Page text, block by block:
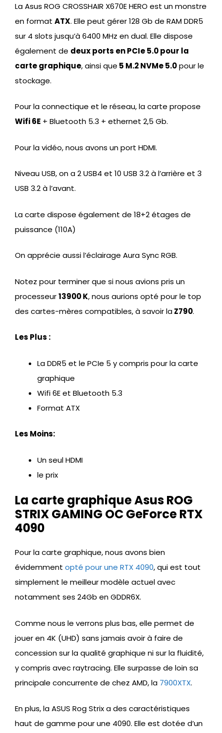
La Asus ROG CROSSHAIR X670E HERO est un monstre
en format ATX. Elle peut gérer 128 Gb de RAM DDR5
sur 4 slots jusqu’à 6400 MHz en dual. Elle dispose
également de deux ports en PCIe 5.0 pour la
carte graphique, ainsi que 5 M.2 NVMe 5.0pour le
stockage.
Pour la connectique et le réseau, la carte propose
Wifi 6E + Bluetooth 5.3 + ethernet 2,5 Gb.
Pour la vidéo, nous avons un port HDMI.
Niveau USB, on a 2 USB4 et 10 USB 3.2 à l’arrière et 3
USB 3.2 à l’avant.
La carte dispose également de 18+2 étages de
puissance (110A)
On apprécie aussi l’éclairage Aura Sync RGB.
Notez pour terminer que si nous avions pris un
processeur13900 K, nous aurions opté pour le top
des cartes-mères compatibles, à savoir laZ790.
Les Plus :
La DDR5 et le PCIe 5 y compris pour la carte
graphique
Wifi 6E et Bluetooth 5.3
Format ATX
Les Moins:
Un seul HDMI
le prix
La carte graphique Asus ROG
STRIX GAMING OC GeForce RTX
4090
Pour la carte graphique, nous avons bien
évidemment opté pour une RTX 4090, qui est tout
simplement le meilleur modèle actuel avec
notamment ses 24Gb en GDDR6X.
Comme nous le verrons plus bas, elle permet de
jouer en 4K (UHD) sans jamais avoir à faire de
concession sur la qualité graphique ni sur la fluidité,
y compris avec raytracing. Elle surpasse de loin sa
principale concurrente de chez AMD, la 7900XTX.
En plus, la ASUS Rog Strix a des caractéristiques
haut de gamme pour une 4090. Elle est dotée d’un